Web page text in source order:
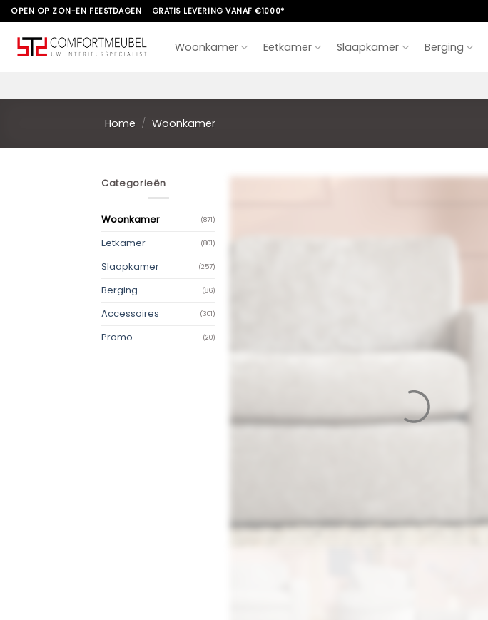
Skip
to
content
OPEN OP ZON-EN FEESTDAGEN GRATIS LEVERING VANAF €1000*
Woonkamer Eetkamer Slaapkamer Berging
Home / Woonkamer
Categorieën
Woonkamer (871)
Eetkamer (801)
Slaapkamer (257)
Berging (86)
Accessoires (301)
Promo (20)